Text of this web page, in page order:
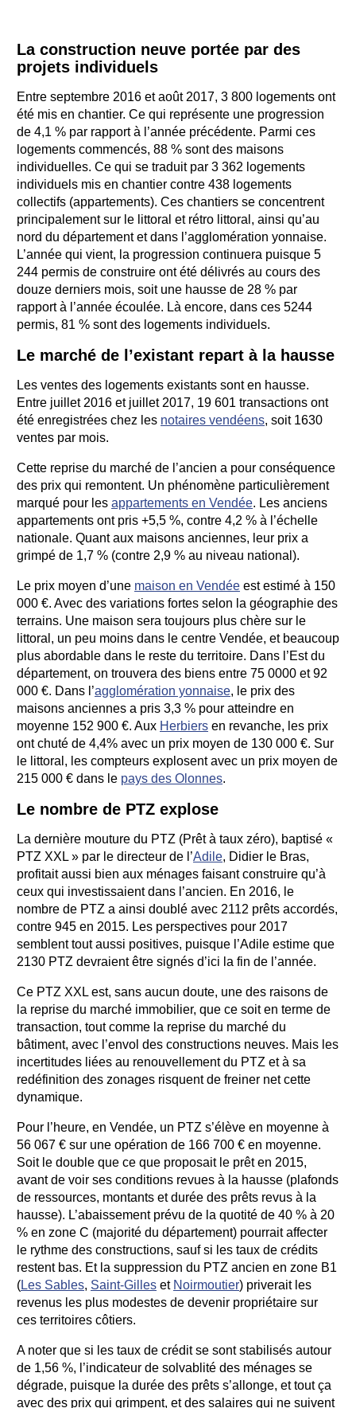
La construction neuve portée par des
projets individuels
Entre septembre 2016 et août 2017, 3 800 logements ont
été mis en chantier. Ce qui représente une progression
de 4,1 % par rapport à l’année précédente. Parmi ces
logements commencés, 88 % sont des maisons
individuelles. Ce qui se traduit par 3 362 logements
individuels mis en chantier contre 438 logements
collectifs (appartements). Ces chantiers se concentrent
principalement sur le littoral et rétro littoral, ainsi qu’au
nord du département et dans l’agglomération yonnaise.
L’année qui vient, la progression continuera puisque 5
244 permis de construire ont été délivrés au cours des
douze derniers mois, soit une hausse de 28 % par
rapport à l’année écoulée. Là encore, dans ces 5244
permis, 81 % sont des logements individuels.
Le marché de l’existant repart à la hausse
Les ventes des logements existants sont en hausse.
Entre juillet 2016 et juillet 2017, 19 601 transactions ont
été enregistrées chez les notaires vendéens, soit 1630
ventes par mois.
Cette reprise du marché de l’ancien a pour conséquence
des prix qui remontent. Un phénomène particulièrement
marqué pour les appartements en Vendée. Les anciens
appartements ont pris +5,5 %, contre 4,2 % à l’échelle
nationale. Quant aux maisons anciennes, leur prix a
grimpé de 1,7 % (contre 2,9 % au niveau national).
Le prix moyen d’une maison en Vendée est estimé à 150
000 €. Avec des variations fortes selon la géographie des
terrains. Une maison sera toujours plus chère sur le
littoral, un peu moins dans le centre Vendée, et beaucoup
plus abordable dans le reste du territoire. Dans l’Est du
département, on trouvera des biens entre 75 0000 et 92
000 €. Dans l’agglomération yonnaise, le prix des
maisons anciennes a pris 3,3 % pour atteindre en
moyenne 152 900 €. Aux Herbiers en revanche, les prix
ont chuté de 4,4% avec un prix moyen de 130 000 €. Sur
le littoral, les compteurs explosent avec un prix moyen de
215 000 € dans le pays des Olonnes.
Le nombre de PTZ explose
La dernière mouture du PTZ (Prêt à taux zéro), baptisé «
PTZ XXL » par le directeur de l’Adile, Didier le Bras,
profitait aussi bien aux ménages faisant construire qu’à
ceux qui investissaient dans l’ancien. En 2016, le
nombre de PTZ a ainsi doublé avec 2112 prêts accordés,
contre 945 en 2015. Les perspectives pour 2017
semblent tout aussi positives, puisque l’Adile estime que
2130 PTZ devraient être signés d’ici la fin de l’année.
Ce PTZ XXL est, sans aucun doute, une des raisons de
la reprise du marché immobilier, que ce soit en terme de
transaction, tout comme la reprise du marché du
bâtiment, avec l’envol des constructions neuves. Mais les
incertitudes liées au renouvellement du PTZ et à sa
redéfinition des zonages risquent de freiner net cette
dynamique.
Pour l’heure, en Vendée, un PTZ s’élève en moyenne à
56 067 € sur une opération de 166 700 € en moyenne.
Soit le double que ce que proposait le prêt en 2015,
avant de voir ses conditions revues à la hausse (plafonds
de ressources, montants et durée des prêts revus à la
hausse). L’abaissement prévu de la quotité de 40 % à 20
% en zone C (majorité du département) pourrait affecter
le rythme des constructions, sauf si les taux de crédits
restent bas. Et la suppression du PTZ ancien en zone B1
(Les Sables, Saint-Gilles et Noirmoutier) priverait les
revenus les plus modestes de devenir propriétaire sur
ces territoires côtiers.
A noter que si les taux de crédit se sont stabilisés autour
de 1,56 %, l’indicateur de solvablité des ménages se
dégrade, puisque la durée des prêts s’allonge, et tout ça
avec des prix qui grimpent, et des salaires qui ne suivent